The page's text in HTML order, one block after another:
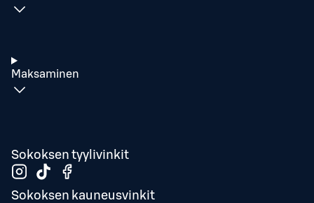
Maksaminen
Sokoksen tyylivinkit
Sokoksen kauneusvinkit